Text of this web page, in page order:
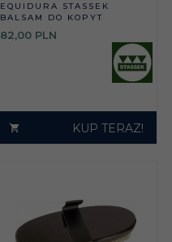
EQUIDURA STASSEK
BALSAM DO KOPYT
82,00 PLN
KUP TERAZ!